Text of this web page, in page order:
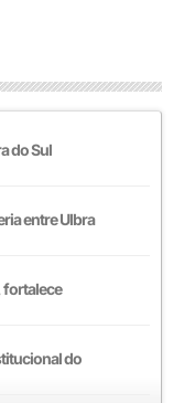
do Sul
entre Ulbra
fortalece
do